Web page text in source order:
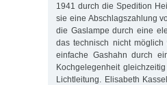
1941 durch die Spedition
sie eine Abschlagszahlung
die Gaslampe durch eine
das technisch nicht
einfache Gashahn durch
Kochgelegenheit
Lichtleitung. Elisabeth